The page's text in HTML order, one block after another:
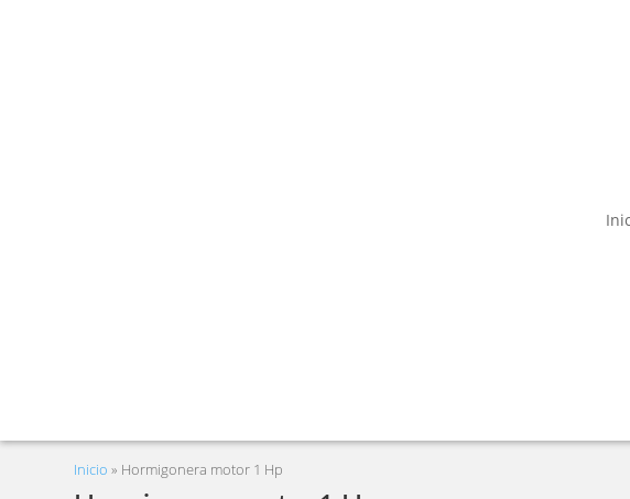
Inicio » Hormigonera motor 1 Hp